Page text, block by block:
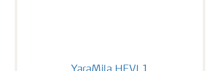
YaraMila HEVI 1